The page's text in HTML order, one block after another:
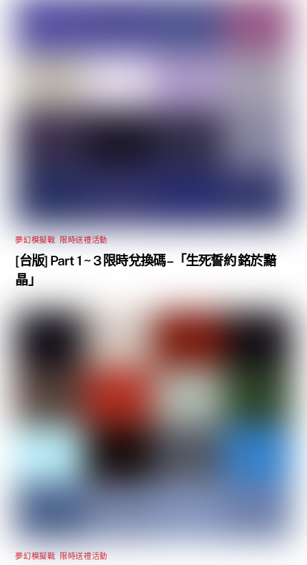
夢幻模擬戰 限時送禮活動
[台版] Part 1 ~ 3 限時兌換碼 –「生死誓約 銘於黯
晶」
夢幻模擬戰 限時送禮活動